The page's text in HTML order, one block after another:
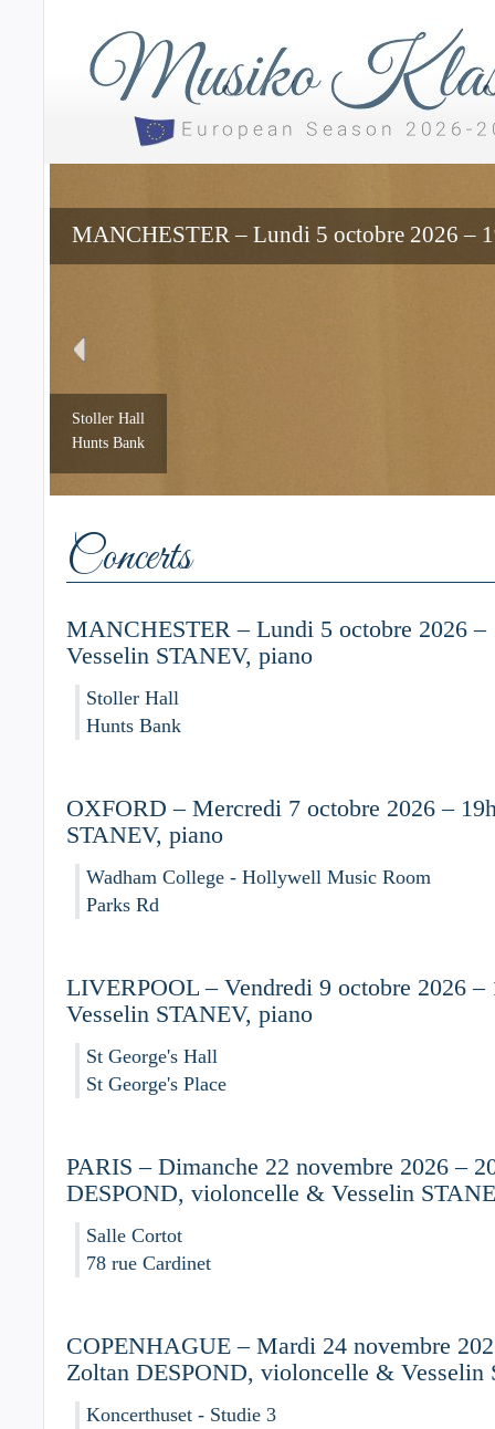
MANCHESTER – Lundi 5 octobre 2026 –
Stoller Hall
Hunts Bank
Concerts
MANCHESTER – Lundi 5 octobre 2026 –
Vesselin STANEV, piano
Stoller Hall
Hunts Bank
OXFORD – Mercredi 7 octobre 2026 –
STANEV, piano
Wadham College - Hollywell Music Room
Parks Rd
LIVERPOOL – Vendredi 9 octobre 2026 –
Vesselin STANEV, piano
St George's Hall
St George's Place
PARIS – Dimanche 22 novembre 2026 –
DESPOND, violoncelle & Vesselin
Salle Cortot
78 rue Cardinet
COPENHAGUE – Mardi 24 novembre
Zoltan DESPOND, violoncelle & Vesselin
Koncerthuset - Studie 3